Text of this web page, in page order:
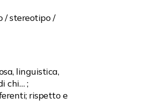
/ stereotipo /
linguistica,
chi… ;
rispetto e